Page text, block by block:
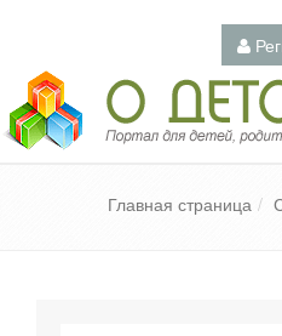
Педагогический портал «О
Главная страница